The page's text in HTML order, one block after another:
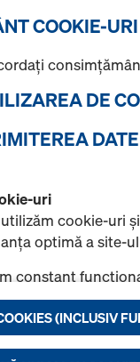
COOKIE-
DE
uri
cookie-uri
optimă a site-
constant
fără
&
afişarea de
(INCLUSIV